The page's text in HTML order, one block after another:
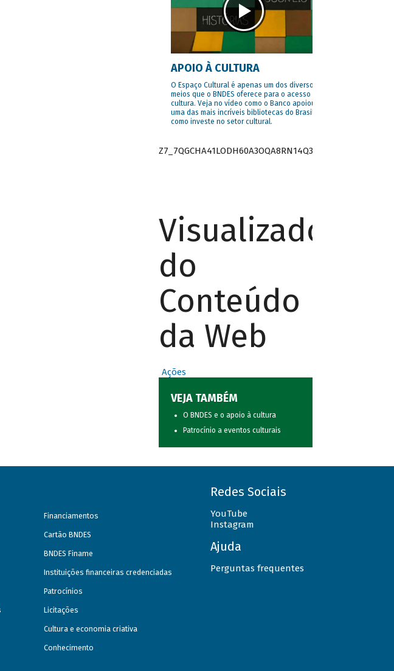
APOIO À CULTURA
O Espaço Cultural é apenas um dos diversos
meios que o BNDES oferece para o acesso à
cultura. Veja no vídeo como o Banco apoiou
uma das mais incríveis bibliotecas do Brasil e
como investe no setor cultural.
Z7_7QGCHA41LODH60A3OQA8RN14Q3
Visualizador
do
Conteúdo
da Web
Ações
VEJA TAMBÉM
O BNDES e o apoio à cultura
Patrocínio a eventos culturais
Financiamentos
Cartão BNDES
BNDES Finame
Instituições financeiras credenciadas
Patrocínios
Licitações
Cultura e economia criativa
Conhecimento
Redes Sociais
YouTube
Instagram
Ajuda
Perguntas frequentes